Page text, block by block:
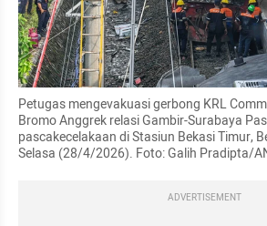
Petugas mengevakuasi gerbong KRL
Bromo Anggrek relasi Gambir-Surabaya
pascakecelakaan di Stasiun Bekasi Timur,
Selasa (28/4/2026). Foto: Galih Pradipta/
ADVERTISEMENT